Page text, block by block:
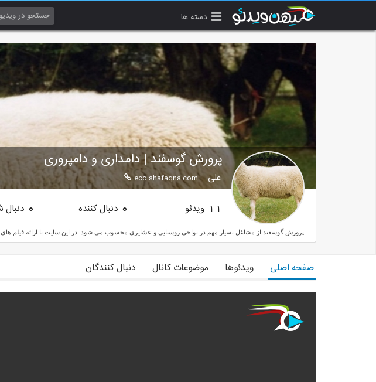
دسته ها
پرورش گوسفند | دامداری و دامپروری
علی eco.shafaqna.com
11 ویدئو 0 دنبال کننده 0 دنبال
پرورش گوسفند از مشاغل بسیار مهم در نواحی روستایی و عشایری محسوب می شود. در این سایت با ارائه فیلم
صفحه اصلی ویدئوها موضوعات کانال دنبال کنندگان